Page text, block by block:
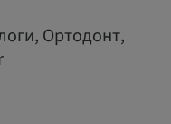
Ортодонт,